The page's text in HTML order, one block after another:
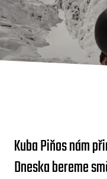
Kuba Piňos nám
Dneska bereme